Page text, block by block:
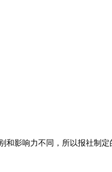
影响力不同，所以报社制